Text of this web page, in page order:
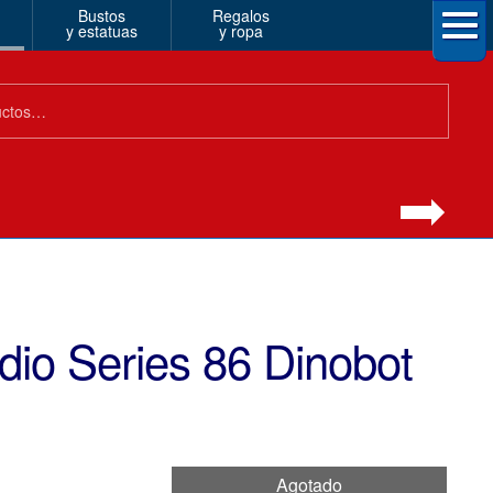
Bustos
y estatuas
Regalos
y ropa
Series 86 Dinobot
Agotado